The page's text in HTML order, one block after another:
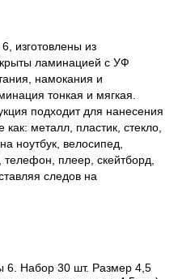
изготовлены из
ламинацией с УФ
намокания и
тонкая и мягкая.
подходит для нанесения
металл, пластик, стекло,
ноутбук, велосипед,
плеер, скейтборд,
следов на
6. Набор 30 шт. Размер 4,5